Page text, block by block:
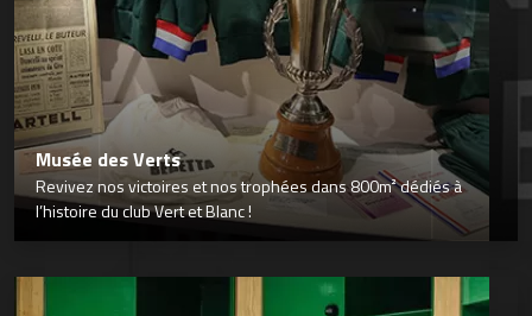
Musée des Verts
Revivez nos victoires et nos trophées dans 800m² dédiés à
l’histoire du club Vert et Blanc !